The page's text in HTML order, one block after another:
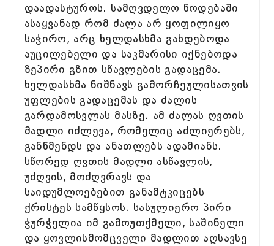
დაადასტუროს. სამღვდელო წოდებაში
ასაყვანად რომ ძალა არ ყოფილიყო
საჭირო, არც ხელდასხმა გახდებოდა
აუცილებელი და საკმარისი იქნებოდა
ზეპირი გზით სწავლების გადაცემა.
ხელდასხმა ნიშნავს გამორჩეულისათვის
უფლების გადაცემას და ძალის
გარდამოსვლას მასზე. ამ ძალას ღვთის
მადლი იძლევა, რომელიც აძლიერებს,
განწმენდს და ანათლებს ადამიანს.
სწორედ ღვთის მადლი ასწავლის,
უძღვის, მოძღვრავს და
საიდუმლოებებით განამტკიცებს
ქრისტეს სამწყსოს. სასულიერო პირი
ჭურჭელია იმ გამოუთქმელი, საშინელი
და ყოვლისმომცველი მადლით აღსავსე